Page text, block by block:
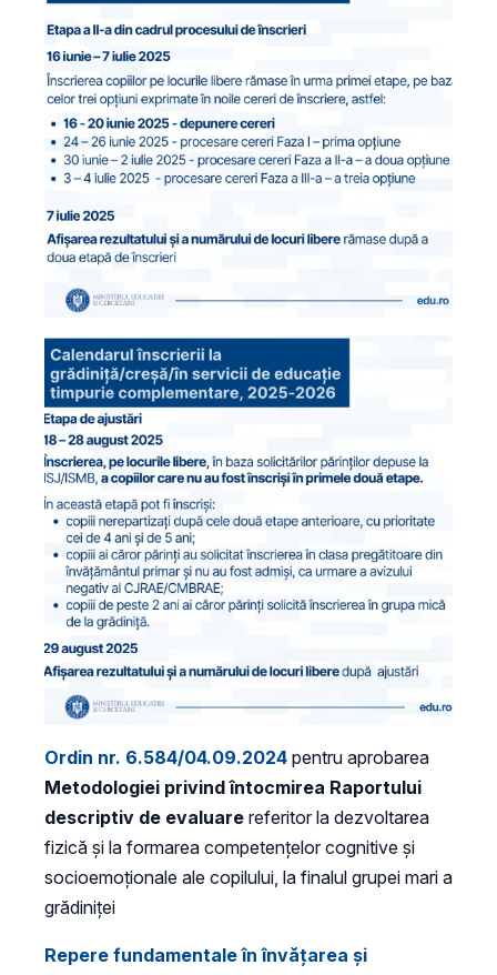
Ordin nr. 6.584/04.09.2024 pentru aprobarea
Metodologiei privind întocmirea Raportului
descriptiv de evaluare referitor la dezvoltarea
fizică și la formarea competențelor cognitive și
socioemoționale ale copilului, la finalul grupei mari a
grădiniței
Repere fundamentale în învățarea și